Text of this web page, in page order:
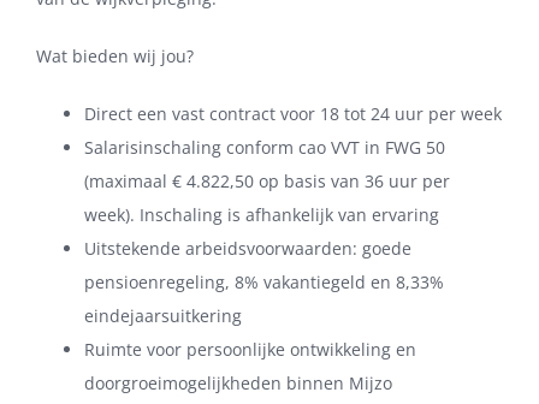
Wat bieden wij jou?
Direct een vast contract voor 18 tot 24 uur per week
Salarisinschaling conform cao VVT in FWG 50
(maximaal € 4.822,50 op basis van 36 uur per
week). Inschaling is afhankelijk van ervaring
Uitstekende arbeidsvoorwaarden: goede
pensioenregeling, 8% vakantiegeld en 8,33%
eindejaarsuitkering
Ruimte voor persoonlijke ontwikkeling en
doorgroeimogelijkheden binnen Mijzo